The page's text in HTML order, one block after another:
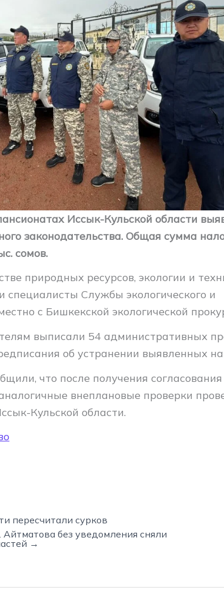
Иссык-Кульской области
законодательства. Общая сумма
сомов.
природных ресурсов, экологии и
специалисты Службы экологического и
с Бишкекской экологической
выписали 54 административных
об устранении выявленных
что после получения согласования
внеплановые проверки
Кульской области.
пересчитали сурков
без уведомления сняли
→